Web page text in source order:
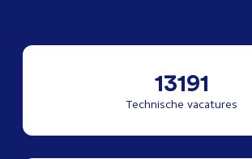
13191
Technische vacatures